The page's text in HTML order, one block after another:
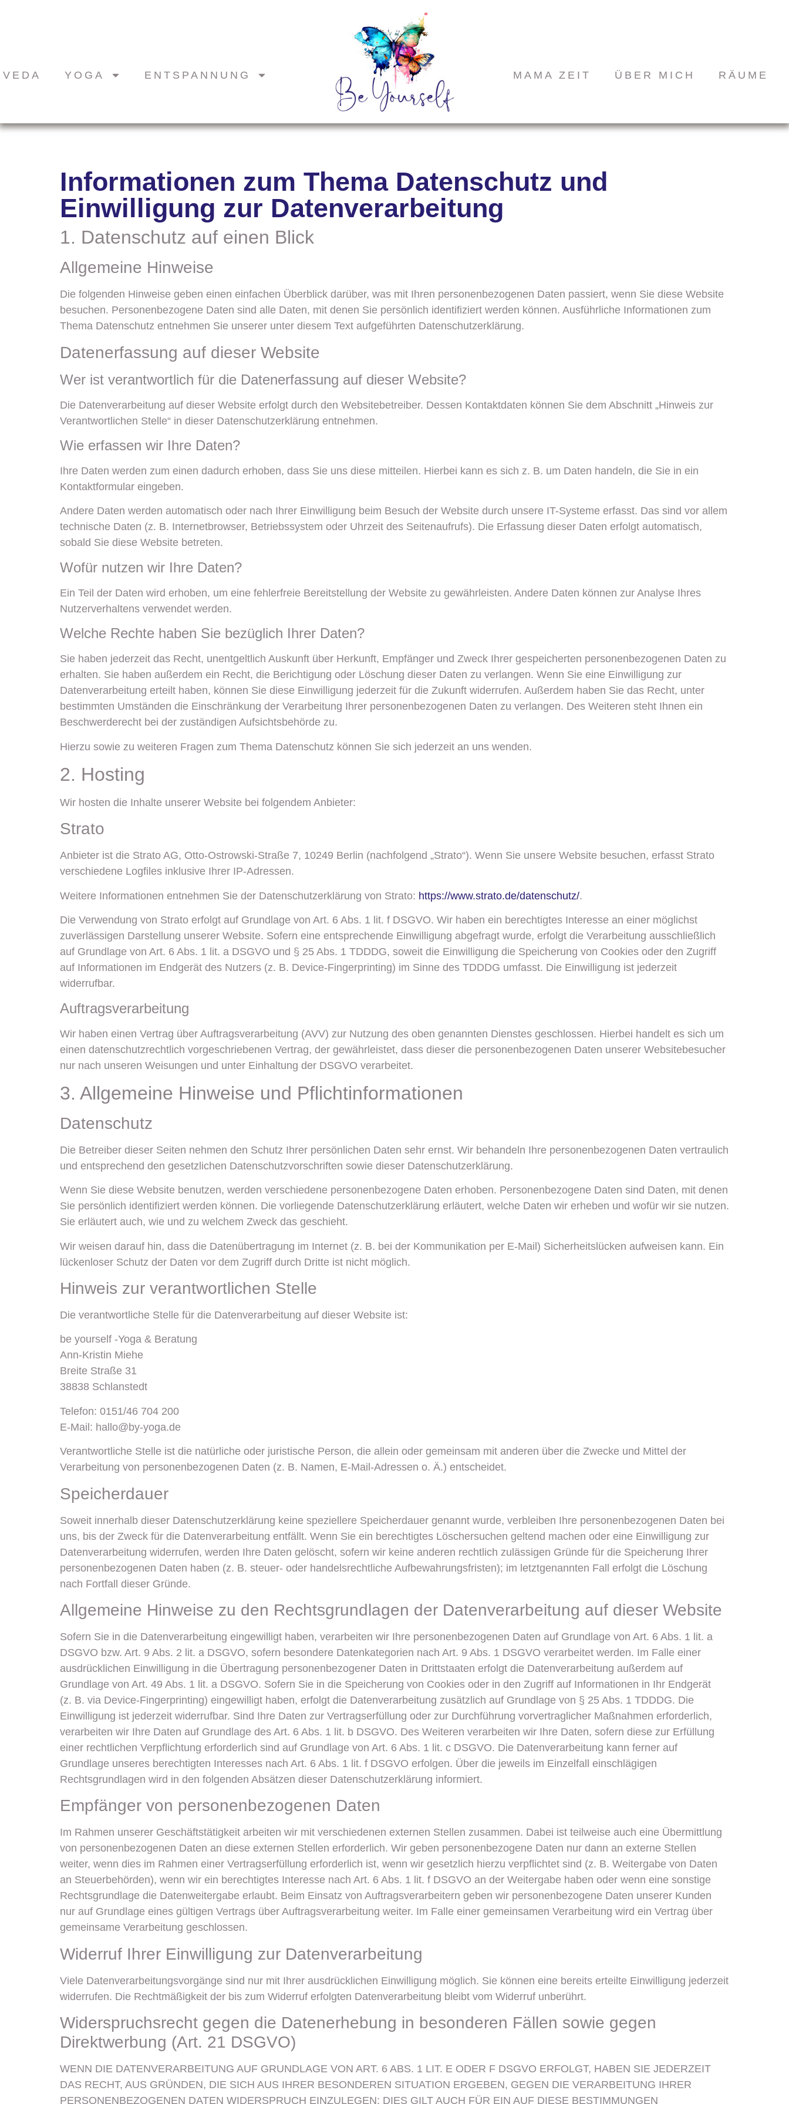
YOGA ENTSPANNUNG MAMA ZEIT ÜBER MICH RÄUME
Informationen zum Thema Datenschutz und
Einwilligung zur Datenverarbeitung
1. Datenschutz auf einen Blick
Allgemeine Hinweise
Die folgenden Hinweise geben einen einfachen Überblick darüber, was mit Ihren personenbezogenen Daten passiert, wenn Sie diese Website
besuchen. Personenbezogene Daten sind alle Daten, mit denen Sie persönlich identifiziert werden können. Ausführliche Informationen zum
Thema Datenschutz entnehmen Sie unserer unter diesem Text aufgeführten Datenschutzerklärung.
Datenerfassung auf dieser Website
Wer ist verantwortlich für die Datenerfassung auf dieser Website?
Die Datenverarbeitung auf dieser Website erfolgt durch den Websitebetreiber. Dessen Kontaktdaten können Sie dem Abschnitt „Hinweis zur
Verantwortlichen Stelle“ in dieser Datenschutzerklärung entnehmen.
Wie erfassen wir Ihre Daten?
Ihre Daten werden zum einen dadurch erhoben, dass Sie uns diese mitteilen. Hierbei kann es sich z. B. um Daten handeln, die Sie in ein
Kontaktformular eingeben.
Andere Daten werden automatisch oder nach Ihrer Einwilligung beim Besuch der Website durch unsere IT-Systeme erfasst. Das sind vor allem
technische Daten (z. B. Internetbrowser, Betriebssystem oder Uhrzeit des Seitenaufrufs). Die Erfassung dieser Daten erfolgt automatisch,
sobald Sie diese Website betreten.
Wofür nutzen wir Ihre Daten?
Ein Teil der Daten wird erhoben, um eine fehlerfreie Bereitstellung der Website zu gewährleisten. Andere Daten können zur Analyse Ihres
Nutzerverhaltens verwendet werden.
Welche Rechte haben Sie bezüglich Ihrer Daten?
Sie haben jederzeit das Recht, unentgeltlich Auskunft über Herkunft, Empfänger und Zweck Ihrer gespeicherten personenbezogenen Daten zu
erhalten. Sie haben außerdem ein Recht, die Berichtigung oder Löschung dieser Daten zu verlangen. Wenn Sie eine Einwilligung zur
Datenverarbeitung erteilt haben, können Sie diese Einwilligung jederzeit für die Zukunft widerrufen. Außerdem haben Sie das Recht, unter
bestimmten Umständen die Einschränkung der Verarbeitung Ihrer personenbezogenen Daten zu verlangen. Des Weiteren steht Ihnen ein
Beschwerderecht bei der zuständigen Aufsichtsbehörde zu.
Hierzu sowie zu weiteren Fragen zum Thema Datenschutz können Sie sich jederzeit an uns wenden.
2. Hosting
Wir hosten die Inhalte unserer Website bei folgendem Anbieter:
Strato
Anbieter ist die Strato AG, Otto-Ostrowski-Straße 7, 10249 Berlin (nachfolgend „Strato“). Wenn Sie unsere Website besuchen, erfasst Strato
verschiedene Logfiles inklusive Ihrer IP-Adressen.
Weitere Informationen entnehmen Sie der Datenschutzerklärung von Strato: https://www.strato.de/datenschutz/.
Die Verwendung von Strato erfolgt auf Grundlage von Art. 6 Abs. 1 lit. f DSGVO. Wir haben ein berechtigtes Interesse an einer möglichst
zuverlässigen Darstellung unserer Website. Sofern eine entsprechende Einwilligung abgefragt wurde, erfolgt die Verarbeitung ausschließlich
auf Grundlage von Art. 6 Abs. 1 lit. a DSGVO und § 25 Abs. 1 TDDDG, soweit die Einwilligung die Speicherung von Cookies oder den Zugriff
auf Informationen im Endgerät des Nutzers (z. B. Device-Fingerprinting) im Sinne des TDDDG umfasst. Die Einwilligung ist jederzeit
widerrufbar.
Auftragsverarbeitung
Wir haben einen Vertrag über Auftragsverarbeitung (AVV) zur Nutzung des oben genannten Dienstes geschlossen. Hierbei handelt es sich um
einen datenschutzrechtlich vorgeschriebenen Vertrag, der gewährleistet, dass dieser die personenbezogenen Daten unserer Websitebesucher
nur nach unseren Weisungen und unter Einhaltung der DSGVO verarbeitet.
3. Allgemeine Hinweise und Pflicht­informationen
Datenschutz
Die Betreiber dieser Seiten nehmen den Schutz Ihrer persönlichen Daten sehr ernst. Wir behandeln Ihre personenbezogenen Daten vertraulich
und entsprechend den gesetzlichen Datenschutzvorschriften sowie dieser Datenschutzerklärung.
Wenn Sie diese Website benutzen, werden verschiedene personenbezogene Daten erhoben. Personenbezogene Daten sind Daten, mit denen
Sie persönlich identifiziert werden können. Die vorliegende Datenschutzerklärung erläutert, welche Daten wir erheben und wofür wir sie nutzen.
Sie erläutert auch, wie und zu welchem Zweck das geschieht.
Wir weisen darauf hin, dass die Datenübertragung im Internet (z. B. bei der Kommunikation per E-Mail) Sicherheitslücken aufweisen kann. Ein
lückenloser Schutz der Daten vor dem Zugriff durch Dritte ist nicht möglich.
Hinweis zur verantwortlichen Stelle
Die verantwortliche Stelle für die Datenverarbeitung auf dieser Website ist:
be yourself -Yoga & Beratung
Ann-Kristin Miehe
Breite Straße 31
38838 Schlanstedt
Telefon: 0151/46 704 200
E-Mail: hallo@by-yoga.de
Verantwortliche Stelle ist die natürliche oder juristische Person, die allein oder gemeinsam mit anderen über die Zwecke und Mittel der
Verarbeitung von personenbezogenen Daten (z. B. Namen, E-Mail-Adressen o. Ä.) entscheidet.
Speicherdauer
Soweit innerhalb dieser Datenschutzerklärung keine speziellere Speicherdauer genannt wurde, verbleiben Ihre personenbezogenen Daten bei
uns, bis der Zweck für die Datenverarbeitung entfällt. Wenn Sie ein berechtigtes Löschersuchen geltend machen oder eine Einwilligung zur
Datenverarbeitung widerrufen, werden Ihre Daten gelöscht, sofern wir keine anderen rechtlich zulässigen Gründe für die Speicherung Ihrer
personenbezogenen Daten haben (z. B. steuer- oder handelsrechtliche Aufbewahrungsfristen); im letztgenannten Fall erfolgt die Löschung
nach Fortfall dieser Gründe.
Allgemeine Hinweise zu den Rechtsgrundlagen der Datenverarbeitung auf dieser Website
Sofern Sie in die Datenverarbeitung eingewilligt haben, verarbeiten wir Ihre personenbezogenen Daten auf Grundlage von Art. 6 Abs. 1 lit. a
DSGVO bzw. Art. 9 Abs. 2 lit. a DSGVO, sofern besondere Datenkategorien nach Art. 9 Abs. 1 DSGVO verarbeitet werden. Im Falle einer
ausdrücklichen Einwilligung in die Übertragung personenbezogener Daten in Drittstaaten erfolgt die Datenverarbeitung außerdem auf
Grundlage von Art. 49 Abs. 1 lit. a DSGVO. Sofern Sie in die Speicherung von Cookies oder in den Zugriff auf Informationen in Ihr Endgerät
(z. B. via Device-Fingerprinting) eingewilligt haben, erfolgt die Datenverarbeitung zusätzlich auf Grundlage von § 25 Abs. 1 TDDDG. Die
Einwilligung ist jederzeit widerrufbar. Sind Ihre Daten zur Vertragserfüllung oder zur Durchführung vorvertraglicher Maßnahmen erforderlich,
verarbeiten wir Ihre Daten auf Grundlage des Art. 6 Abs. 1 lit. b DSGVO. Des Weiteren verarbeiten wir Ihre Daten, sofern diese zur Erfüllung
einer rechtlichen Verpflichtung erforderlich sind auf Grundlage von Art. 6 Abs. 1 lit. c DSGVO. Die Datenverarbeitung kann ferner auf
Grundlage unseres berechtigten Interesses nach Art. 6 Abs. 1 lit. f DSGVO erfolgen. Über die jeweils im Einzelfall einschlägigen
Rechtsgrundlagen wird in den folgenden Absätzen dieser Datenschutzerklärung informiert.
Empfänger von personenbezogenen Daten
Im Rahmen unserer Geschäftstätigkeit arbeiten wir mit verschiedenen externen Stellen zusammen. Dabei ist teilweise auch eine Übermittlung
von personenbezogenen Daten an diese externen Stellen erforderlich. Wir geben personenbezogene Daten nur dann an externe Stellen
weiter, wenn dies im Rahmen einer Vertragserfüllung erforderlich ist, wenn wir gesetzlich hierzu verpflichtet sind (z. B. Weitergabe von Daten
an Steuerbehörden), wenn wir ein berechtigtes Interesse nach Art. 6 Abs. 1 lit. f DSGVO an der Weitergabe haben oder wenn eine sonstige
Rechtsgrundlage die Datenweitergabe erlaubt. Beim Einsatz von Auftragsverarbeitern geben wir personenbezogene Daten unserer Kunden
nur auf Grundlage eines gültigen Vertrags über Auftragsverarbeitung weiter. Im Falle einer gemeinsamen Verarbeitung wird ein Vertrag über
gemeinsame Verarbeitung geschlossen.
Widerruf Ihrer Einwilligung zur Datenverarbeitung
Viele Datenverarbeitungsvorgänge sind nur mit Ihrer ausdrücklichen Einwilligung möglich. Sie können eine bereits erteilte Einwilligung jederzeit
widerrufen. Die Rechtmäßigkeit der bis zum Widerruf erfolgten Datenverarbeitung bleibt vom Widerruf unberührt.
Widerspruchsrecht gegen die Datenerhebung in besonderen Fällen sowie gegen
Direktwerbung (Art. 21 DSGVO)
WENN DIE DATENVERARBEITUNG AUF GRUNDLAGE VON ART. 6 ABS. 1 LIT. E ODER F DSGVO ERFOLGT, HABEN SIE JEDERZEIT
DAS RECHT, AUS GRÜNDEN, DIE SICH AUS IHRER BESONDEREN SITUATION ERGEBEN, GEGEN DIE VERARBEITUNG IHRER
PERSONENBEZOGENEN DATEN WIDERSPRUCH EINZULEGEN; DIES GILT AUCH FÜR EIN AUF DIESE BESTIMMUNGEN